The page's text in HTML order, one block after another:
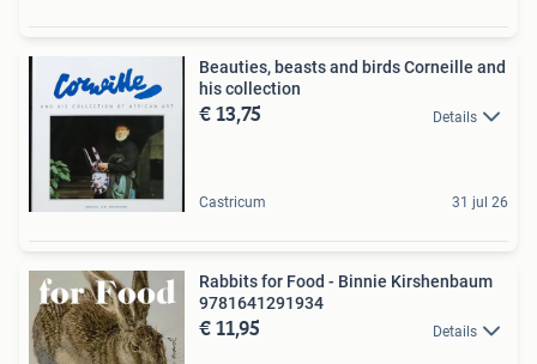
Beauties, beasts and birds Corneille and
his collection
€ 13,75 Details
Castricum 31 jul 26
Rabbits for Food - Binnie Kirshenbaum
9781641291934
€ 11,95 Details